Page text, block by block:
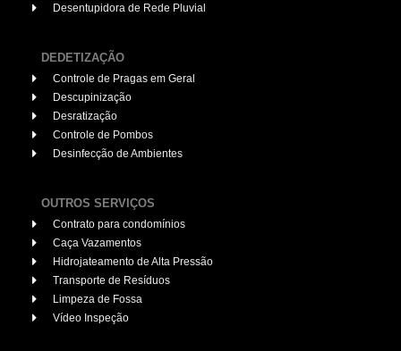
Desentupidora de Rede Pluvial
DEDETIZAÇÃO
Controle de Pragas em Geral
Descupinização
Desratização
Controle de Pombos
Desinfecção de Ambientes
OUTROS SERVIÇOS
Contrato para condomínios
Caça Vazamentos
Hidrojateamento de Alta Pressão
Transporte de Resíduos
Limpeza de Fossa
Vídeo Inspeção